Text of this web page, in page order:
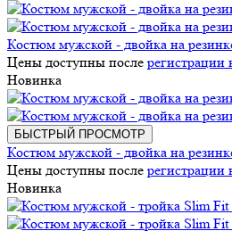
Костюм мужской - двойка на
Цены доступны после регистрации
Новинка
БЫСТРЫЙ ПРОСМОТР
Костюм мужской - двойка на
Цены доступны после регистрации
Новинка